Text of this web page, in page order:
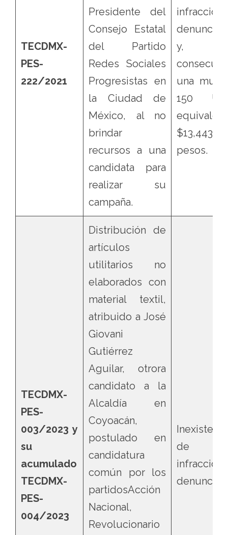
TECDMX-
PES-
222/2021
Presidente del
Consejo Estatal
del Partido
Redes Sociales
Progresistas en
la Ciudad de
México, al no
brindar
recursos a una
candidata para
realizar su
campaña.
y,
una
150
$13,443
pesos.
TECDMX-
PES-
003/2023 y
su
acumulado
TECDMX-
PES-
004/2023
Distribución de
artículos
utilitarios no
elaborados con
material textil,
atribuido a José
Giovani
Gutiérrez
Aguilar, otrora
candidato a la
Alcaldía en
Coyoacán,
postulado en
candidatura
común por los
partidosAcción
Nacional,
Revolucionario
de